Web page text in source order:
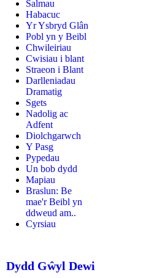
Salmau
Habacuc
Yr Ysbryd Glân
Pobl yn y Beibl
Chwileiriau
Cwisiau i blant
Straeon i Blant
Darlleniadau
Dramatig
Sgets
Nadolig ac
Adfent
Diolchgarwch
Y Pasg
Pypedau
Un bob dydd
Mapiau
Braslun: Be
mae'r Beibl yn
ddweud am..
Cyrsiau
Dydd Gŵyl Dewi